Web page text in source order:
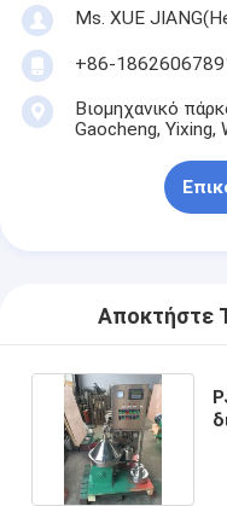
Ms. XUE
+86-
Βιομηχανικό
Gaocheng, Yixing,
Αποκτήστε